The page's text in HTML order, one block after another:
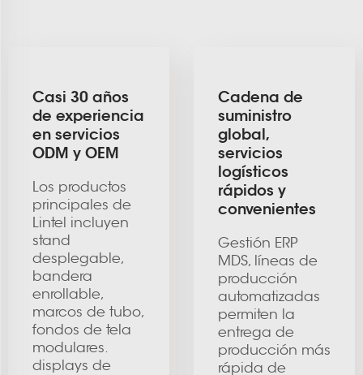
Casi 30 años
de experiencia
en servicios
ODM y OEM
Los productos
principales de
Lintel incluyen
stand
desplegable,
bandera
enrollable,
marcos de tubo,
fondos de tela
modulares.
displays de
Cadena de
suministro
global,
servicios
logísticos
rápidos y
convenientes
Gestión ERP
MDS, líneas de
producción
automatizadas
permiten la
entrega de
producción más
rápida de